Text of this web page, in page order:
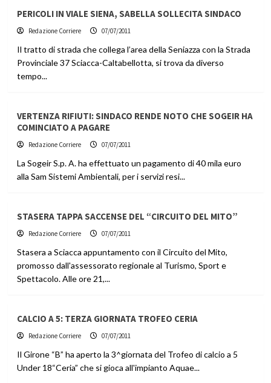
PERICOLI IN VIALE SIENA, SABELLA SOLLECITA SINDACO
Redazione Corriere 07/07/2011
Il tratto di strada che collega l’area della Seniazza con la Strada
Provinciale 37 Sciacca-Caltabellotta, si trova da diverso
tempo...
VERTENZA RIFIUTI: SINDACO RENDE NOTO CHE SOGEIR HA
COMINCIATO A PAGARE
Redazione Corriere 07/07/2011
La Sogeir S.p. A. ha effettuato un pagamento di 40 mila euro
alla Sam Sistemi Ambientali, per i servizi resi...
STASERA TAPPA SACCENSE DEL “CIRCUITO DEL MITO”
Redazione Corriere 07/07/2011
Stasera a Sciacca appuntamento con il Circuito del Mito,
promosso dall'assessorato regionale al Turismo, Sport e
Spettacolo. Alle ore 21,...
CALCIO A 5: TERZA GIORNATA TROFEO CERIA
Redazione Corriere 07/07/2011
Il Girone “B” ha aperto la 3^giornata del Trofeo di calcio a 5
Under 18“Ceria” che si gioca all'impianto Aquae...